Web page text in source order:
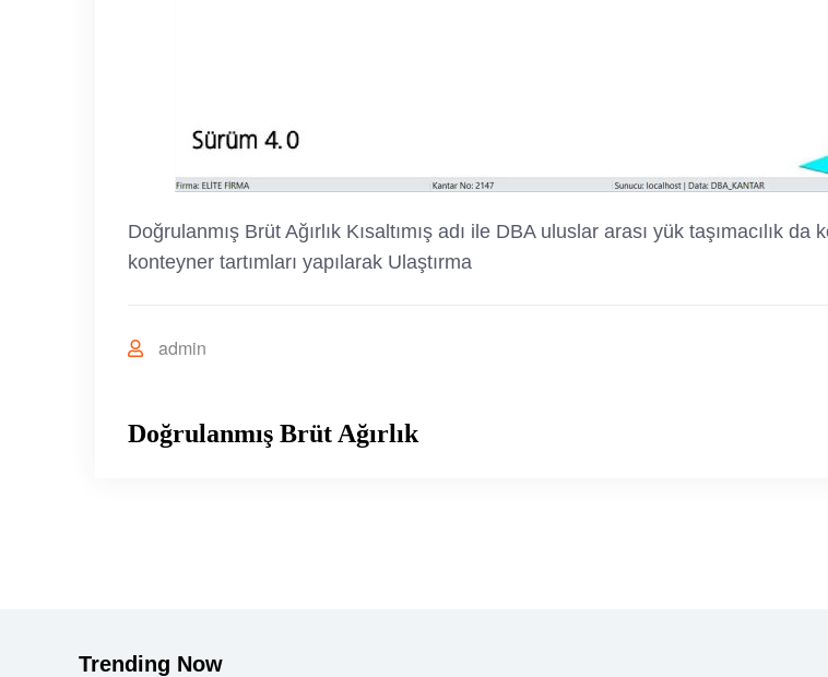
Doğrulanmış Brüt Ağırlık Kısaltımış adı ile DBA uluslar arası yük taşımacılık
konteyner tartımları yapılarak Ulaştırma
admin
Doğrulanmış Brüt Ağırlık
Trending Now